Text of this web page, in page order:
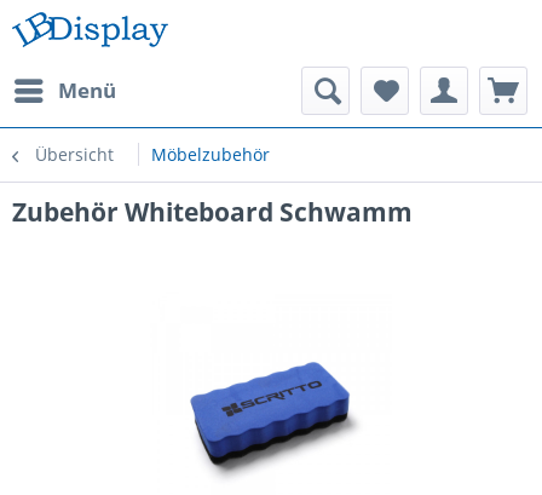
Menü
Übersicht Möbelzubehör
Zubehör Whiteboard Schwamm